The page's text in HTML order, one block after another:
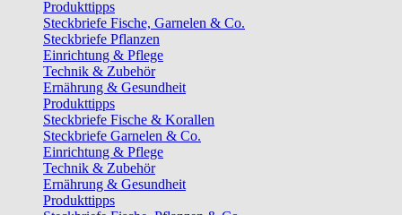
Produkttipps
Steckbriefe Fische, Garnelen & Co.
Steckbriefe Pflanzen
Einrichtung & Pflege
Technik & Zubehör
Ernährung & Gesundheit
Produkttipps
Steckbriefe Fische & Korallen
Steckbriefe Garnelen & Co.
Einrichtung & Pflege
Technik & Zubehör
Ernährung & Gesundheit
Produkttipps